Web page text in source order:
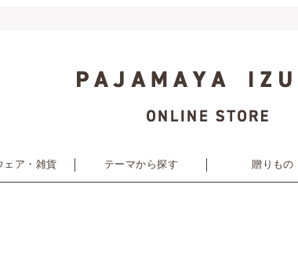
ェア・雑貨 テーマから探す 贈りもの